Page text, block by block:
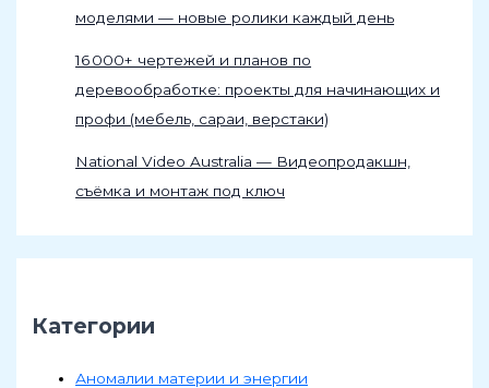
моделями — новые ролики каждый день
16 000+ чертежей и планов по
деревообработке: проекты для начинающих и
профи (мебель, сараи, верстаки)
National Video Australia — Видеопродакшн,
съёмка и монтаж под ключ
Категории
Аномалии материи и энергии